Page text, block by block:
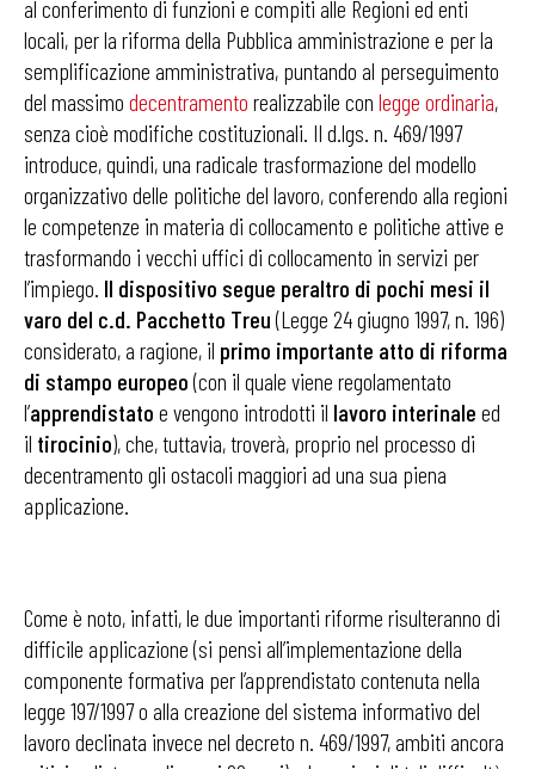
al conferimento di funzioni e compiti alle Regioni ed enti
locali, per la riforma della Pubblica amministrazione e per la
semplificazione amministrativa, puntando al perseguimento
del massimo decentramento realizzabile con legge ordinaria,
senza cioè modifiche costituzionali. Il d.lgs. n. 469/1997
introduce, quindi, una radicale trasformazione del modello
organizzativo delle politiche del lavoro, conferendo alla regioni
le competenze in materia di collocamento e politiche attive e
trasformando i vecchi uffici di collocamento in servizi per
l’impiego. Il dispositivo segue peraltro di pochi mesi il
varo del c.d. Pacchetto Treu(Legge 24 giugno 1997, n. 196)
considerato, a ragione, il primo importante atto di riforma
di stampo europeo(con il quale viene regolamentato
l’apprendistato e vengono introdotti il lavoro interinale ed
il tirocinio), che, tuttavia, troverà, proprio nel processo di
decentramento gli ostacoli maggiori ad una sua piena
applicazione.
Come è noto, infatti, le due importanti riforme risulteranno di
difficile applicazione (si pensi all’implementazione della
componente formativa per l’apprendistato contenuta nella
legge 197/1997 o alla creazione del sistema informativo del
lavoro declinata invece nel decreto n. 469/1997, ambiti ancora